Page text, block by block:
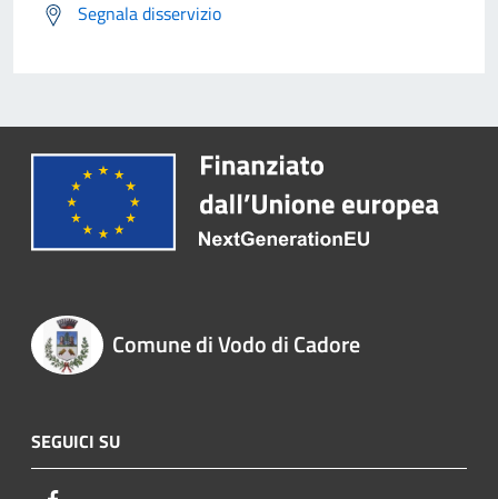
Segnala disservizio
Comune di Vodo di Cadore
SEGUICI SU